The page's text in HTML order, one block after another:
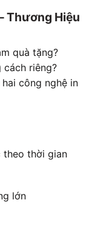
Thương Hiệu
quà tặng?
riêng?
công nghệ in
theo thời gian
lớn